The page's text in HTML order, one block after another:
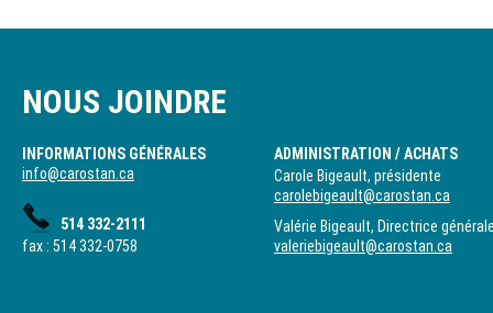
NOUS JOINDRE
INFORMATIONS GÉNÉRALES
info@carostan.ca
514 332-2111
fax : 514 332-0758
ADMINISTRATION / ACHATS
Carole Bigeault, présidente
carolebigeault@carostan.ca
Valérie Bigeault, Directrice
valeriebigeault@carostan.ca